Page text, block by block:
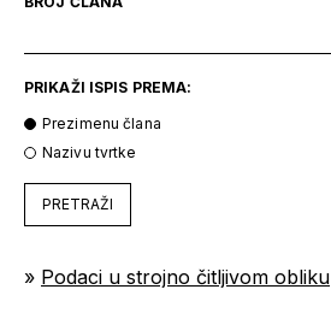
PRIKAŽI ISPIS PREMA:
Prezimenu člana
Nazivu tvrtke
PRETRAŽI
» Podaci u strojno čitljivom obliku